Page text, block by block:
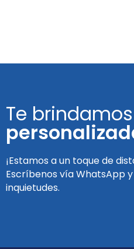
Te brindamos
¡Estamos a un toque de
Escríbenos vía WhatsApp
inquietudes.